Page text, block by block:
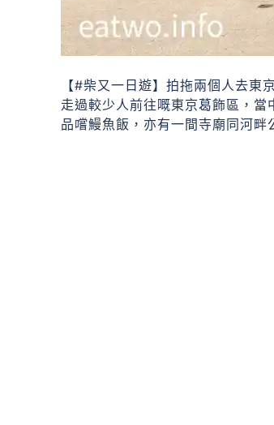
【#柴又一日遊】拍拖兩個人去
走過較少人前往嘅東京葛飾區，
品嚐鰻魚飯，亦有一間寺廟同河